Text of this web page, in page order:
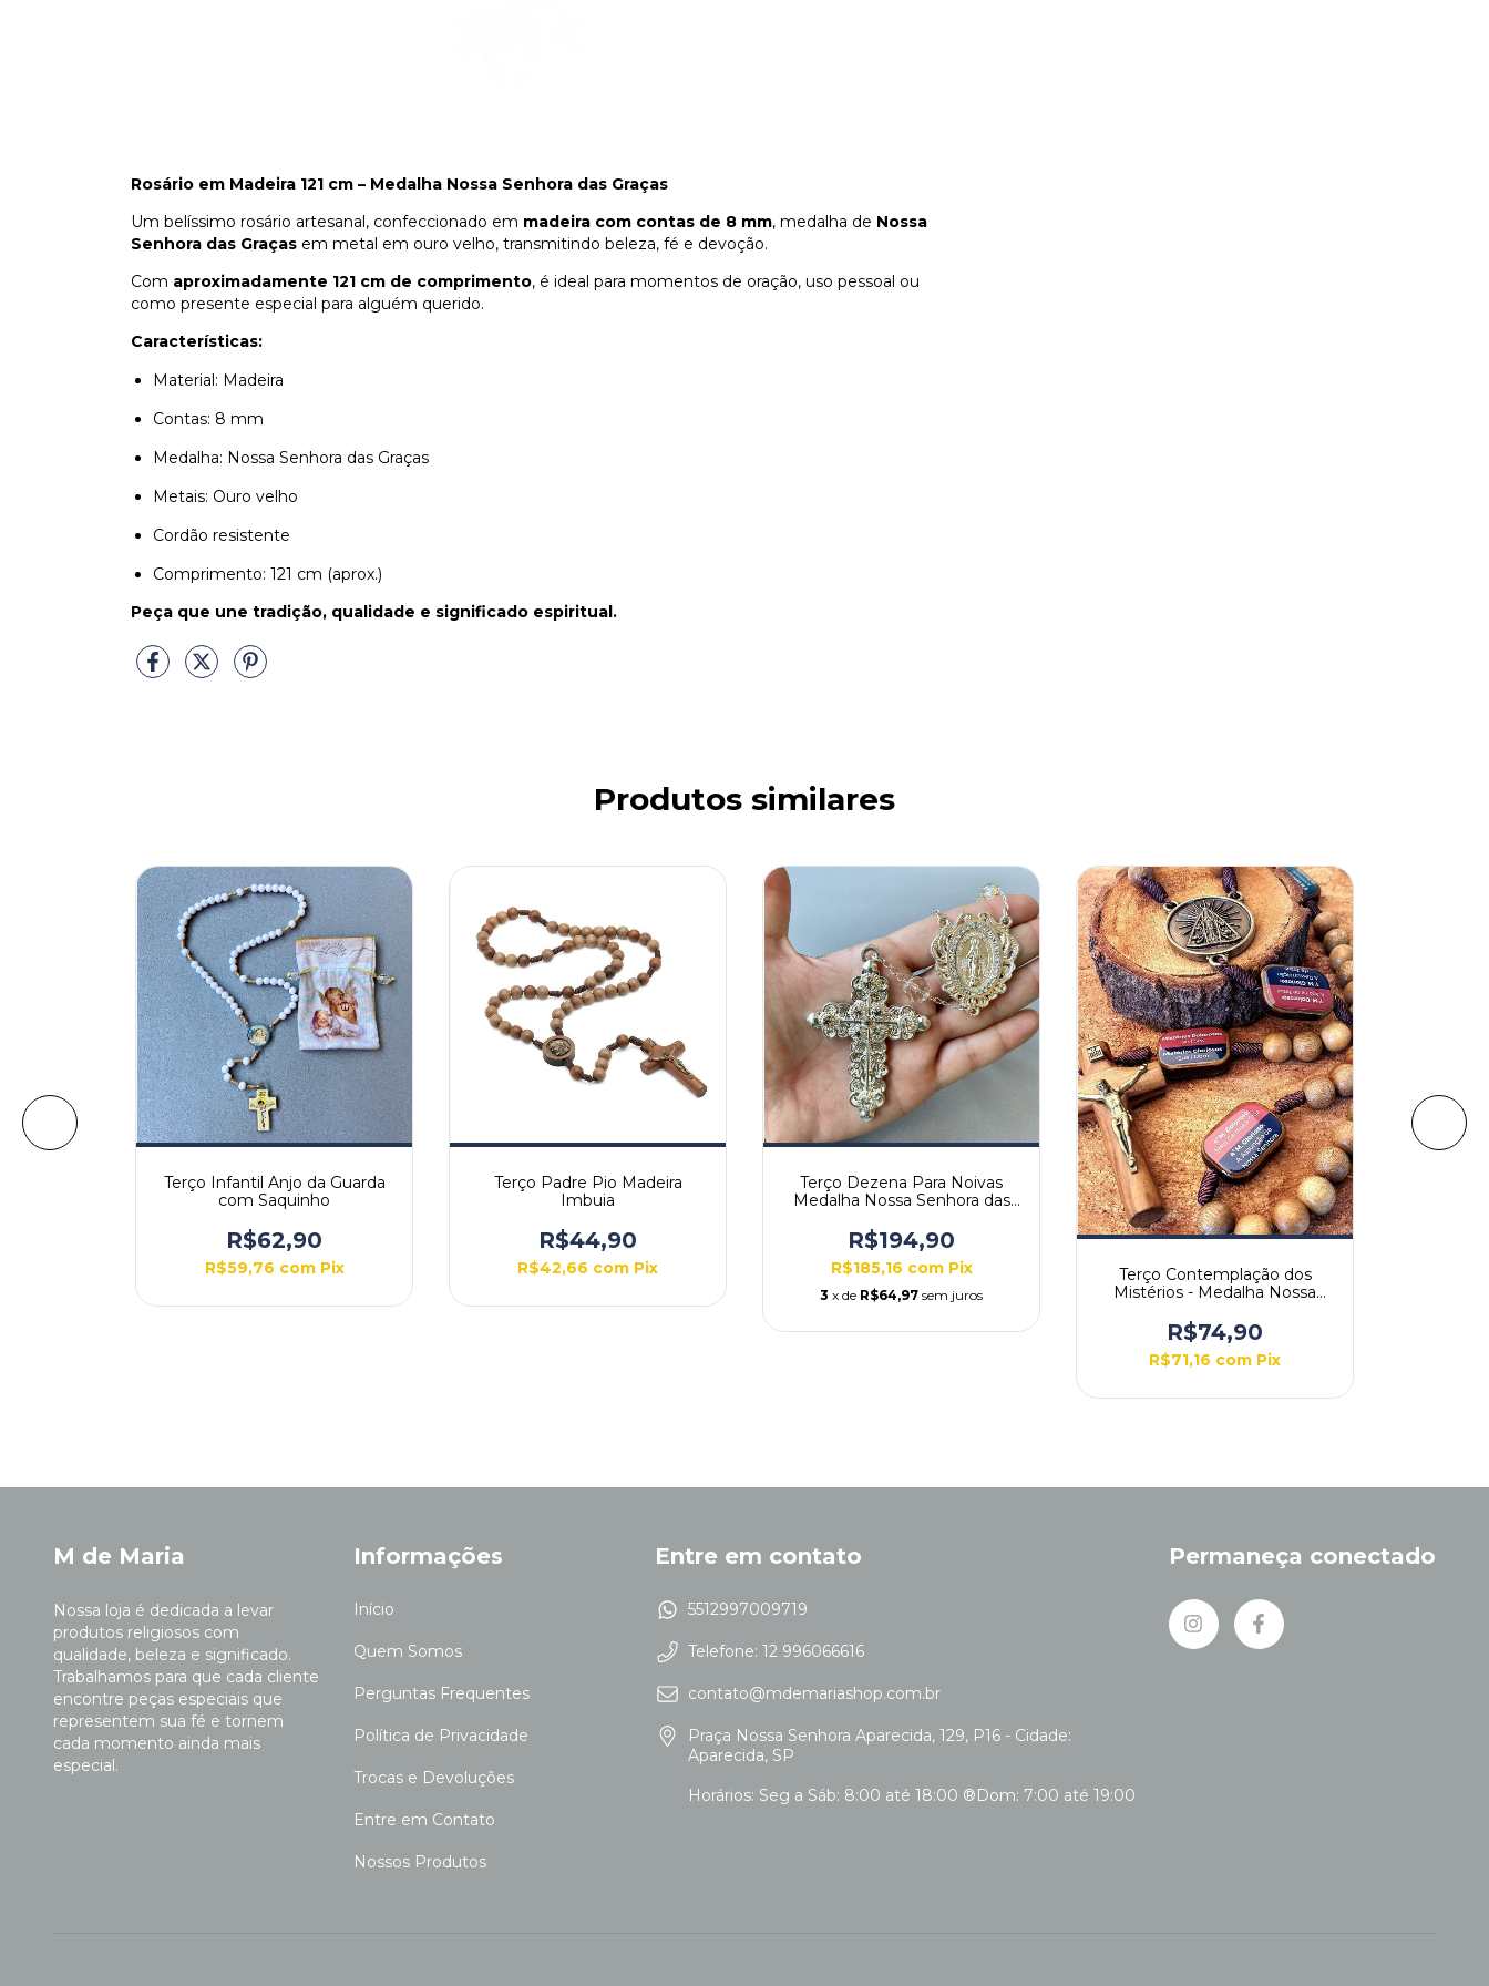
Rosário em Madeira 121 cm – Medalha Nossa Senhora das Graças
Um belíssimo rosário artesanal, confeccionado em madeira com contas de 8 mm, medalha de Nossa
Senhora das Graças em metal em ouro velho, transmitindo beleza, fé e devoção.
Com aproximadamente 121 cm de comprimento, é ideal para momentos de oração, uso pessoal ou
como presente especial para alguém querido.
Características:
Material: Madeira
Contas: 8 mm
Medalha: Nossa Senhora das Graças
Metais: Ouro velho
Cordão resistente
Comprimento: 121 cm (aprox.)
Peça que une tradição, qualidade e significado espiritual.
Produtos similares
Terço Infantil Anjo da Guarda
com Saquinho
R$62,90
R$59,76 com Pix
Terço Padre Pio Madeira
Imbuia
R$44,90
R$42,66 com Pix
Terço Dezena Para Noivas
Medalha Nossa Senhora das
R$194,90
R$185,16 com Pix
3 x de R$64,97 sem juros
Terço Contemplação dos
Mistérios - Medalha Nossa
R$74,90
R$71,16 com Pix
M de Maria
Nossa loja é dedicada a levar
produtos religiosos com
qualidade, beleza e significado.
Trabalhamos para que cada cliente
encontre peças especiais que
representem sua fé e tornem
cada momento ainda mais
especial.
Informações
Início
Quem Somos
Perguntas Frequentes
Política de Privacidade
Trocas e Devoluções
Entre em Contato
Nossos Produtos
Entre em contato
5512997009719
Telefone: 12 996066616
contato@mdemariashop.com.br
Praça Nossa Senhora Aparecida, 129, P16 - Cidade:
Aparecida, SP
Permaneça conectado